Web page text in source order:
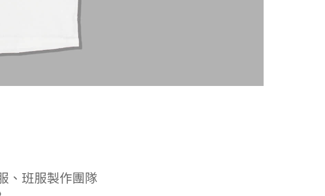
、班服製作團隊